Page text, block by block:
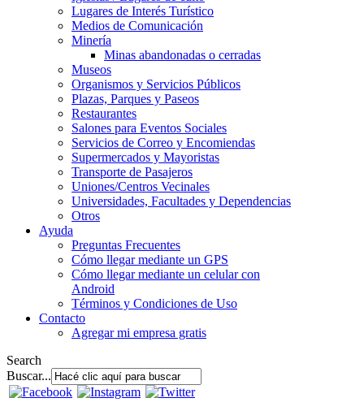
Lugares de Interés Turístico
Medios de Comunicación
Minería
Minas abandonadas o cerradas
Museos
Organismos y Servicios Públicos
Plazas, Parques y Paseos
Restaurantes
Salones para Eventos Sociales
Servicios de Correo y Encomiendas
Supermercados y Mayoristas
Transporte de Pasajeros
Uniones/Centros Vecinales
Universidades, Facultades y Dependencias
Otros
Ayuda
Preguntas Frecuentes
Cómo llegar mediante un GPS
Cómo llegar mediante un celular con
Android
Términos y Condiciones de Uso
Contacto
Agregar mi empresa gratis
Search
Buscar...